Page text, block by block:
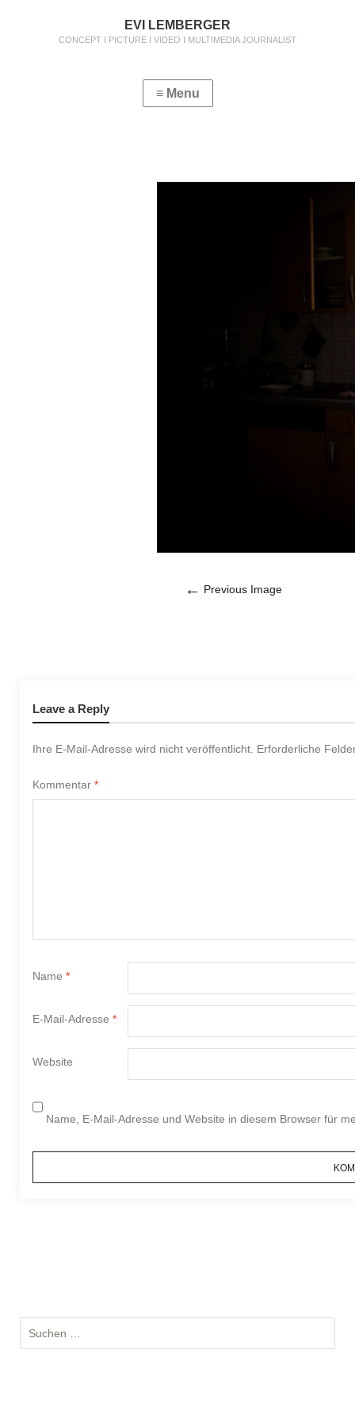
EVI LEMBERGER
CONCEPT I PICTURE I VIDEO I MULTIMEDIA JOURNALIST
← Previous Image
Leave a Reply
Ihre E-Mail-Adresse wird nicht veröffentlicht. Erforderliche
Kommentar *
Name *
E-Mail-Adresse *
Website
Name, E-Mail-Adresse und Website in diesem Browser für
u